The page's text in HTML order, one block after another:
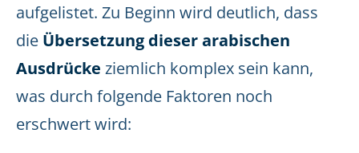
aufgelistet. Zu Beginn wird deutlich, dass
die Übersetzung dieser arabischen
Ausdrücke ziemlich komplex sein kann,
was durch folgende Faktoren noch
erschwert wird: